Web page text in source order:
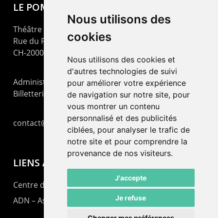
Nous utilisons des
cookies
Nous utilisons des cookies et
d'autres technologies de suivi
pour améliorer votre expérience
de navigation sur notre site, pour
vous montrer un contenu
personnalisé et des publicités
ciblées, pour analyser le trafic de
notre site et pour comprendre la
provenance de nos visiteurs.
J'accepte
Je refuse
LE POMMIER
Théâtre – Centre Culturel Neuchâtelois
Rue du Pommier 9
CH-2000 Neuchâtel
Administration : +41 32 725 03 03
Billetterie : +41 32 725 05 05
contact@lepommier.ch
LIENS AMIS
Centre de culture ABC
ADN – Association Danse Neuchâtel